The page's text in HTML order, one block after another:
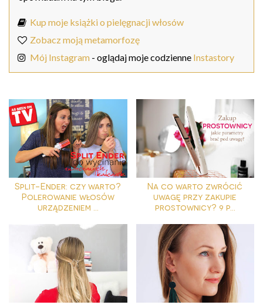
Kup moje książki o pielęgnacji włosów
Zobacz moją metamorfozę
Mój Instagram - oglądaj moje codzienne Instastory
Split-Ender: czy warto?
Polerowanie włosów
urządzeniem ...
Na co warto zwrócić
uwagę przy zakupie
prostownicy? 9 p...